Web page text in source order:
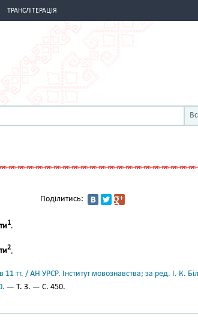
ТРАНСЛІТЕРАЦІЯ
Поділитись:
1.
2.
11 тт. / АН УРСР. Інститут мовознавства; за ред. І. К.
— Т. 3. — С. 450.